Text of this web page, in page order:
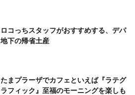
ロコっちスタッフがおすすめする、デパ
地下の帰省土産
たまプラーザでカフェといえば『ラテグ
ラフィック』至福のモーニングを楽しも